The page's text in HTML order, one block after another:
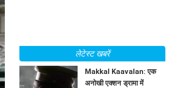
लेटेस्ट खबरें
Makkal Kaavalan: एक
अनोखी एक्शन ड्रामा में